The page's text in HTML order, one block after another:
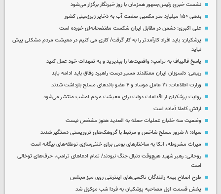
نشست خبری رئیس‌جمهور همزمان با روز خبرنگار برگزار می‌شود
بدهی ۱۵۰ میلیارد متر مکعبی صنعت آب به ذخایر زیرزمینی کشور
علی اکبری: دشمن در مقابل ایران شکست مفتضحانه‌ای خورده است
پزشکیان: باید افراد کارآمدتر را به کار گرفت/ کاری می کنیم در معیشت مردم مشکلی پیش
نیاید
پاسخ قالیباف به ترامپ: واقعیت‌ها را بپذیرید و به تعهدات خود عمل کنید
ربیعی: دلسوزان ایران معتقدند مسیر درست راهبرد وفاق باید ادامه یابد
وزارت اطلاعات: ۲۱ عامل موساد و ۴ عضو باندهای مسلح بازداشت شدند
روایت پزشکیان از اقدامات دولت برای معیشت مردم امشب منتشر می‌شود
ارتش کاملا آماده است
وضعیت سه خلبان عملیات حمله به العدید هنوز مشخص نیست
سپاه: ۸ شرور مسلح شاخص و مرتبط با گروهک‌های تروریستی دستگیر شدند
میراث مشروطه، اتکا به ساختارهای بومی برای خنثی‌سازی توطئه‌های بیگانه است
روحانی: رهبر شهید هیچ‌وقت دنبال جنگ نبودند/ تمام ادعاهای ترامپ، حرف‌های توخالی
است
طرح اصلاح بیمه رانندگان تاکسی‌های اینترنتی روی میز مجلس
پخش قسمت اول مصاحبه پزشکیان به فردا شب موکول شد